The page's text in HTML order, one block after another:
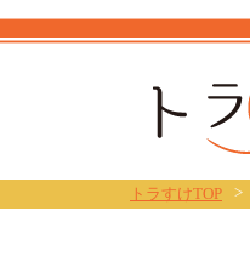
トラすけTOP >